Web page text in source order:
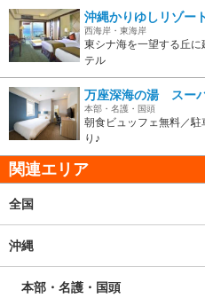
沖縄かりゆしリゾー
西海岸・東海岸
東シナ海を一望する丘
テル
万座深海の湯 スー
本部・名護・国頭
朝食ビュッフェ無料／駐
り♪
関連エリア
全国
沖縄
本部・名護・国頭